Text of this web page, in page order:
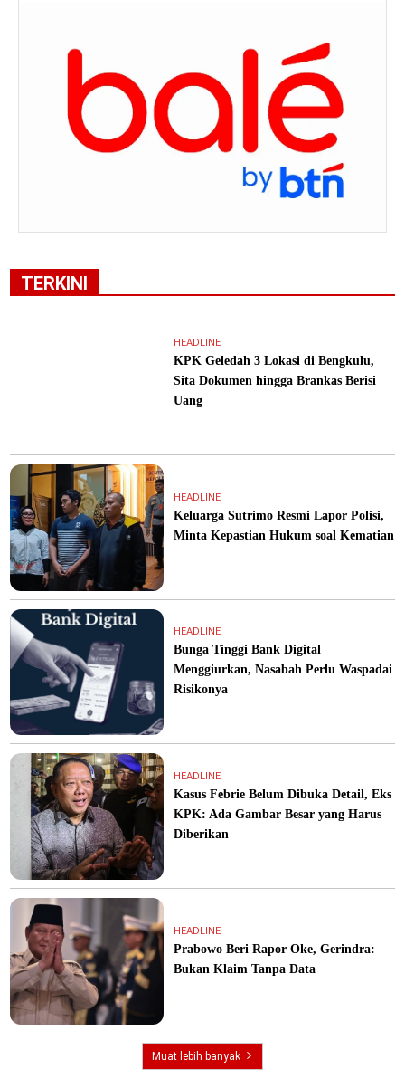
TERKINI
HEADLINE
KPK Geledah 3 Lokasi di Bengkulu,
Sita Dokumen hingga Brankas Berisi
Uang
HEADLINE
Keluarga Sutrimo Resmi Lapor Polisi,
Minta Kepastian Hukum soal Kematian
HEADLINE
Bunga Tinggi Bank Digital
Menggiurkan, Nasabah Perlu Waspadai
Risikonya
HEADLINE
Kasus Febrie Belum Dibuka Detail, Eks
KPK: Ada Gambar Besar yang Harus
Diberikan
HEADLINE
Prabowo Beri Rapor Oke, Gerindra:
Bukan Klaim Tanpa Data
Muat lebih banyak